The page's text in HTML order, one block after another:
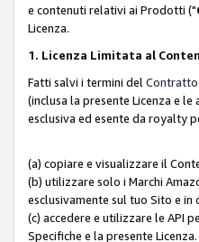
e contenuti relativi ai Prodotti ("
Licenza.
1. Licenza Limitata al
Fatti salvi i termini del Contratto
(inclusa la presente Licenza e
esclusiva ed esente da royalty
(a) copiare e visualizzare il
(b) utilizzare solo i Marchi
esclusivamente sul tuo Sito e in
(c) accedere e utilizzare le API
Specifiche e la presente Licenza.